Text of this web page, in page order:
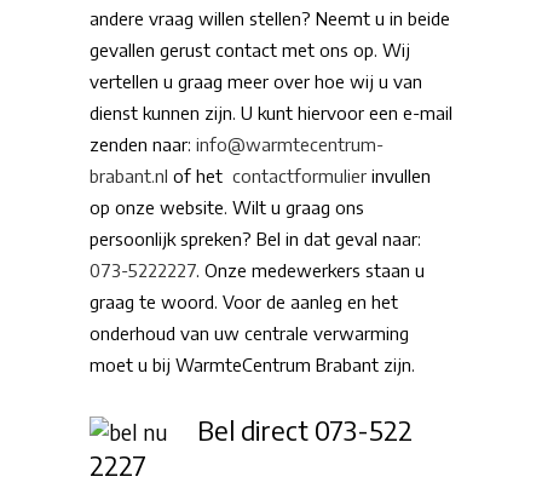
andere vraag willen stellen? Neemt u in beide
gevallen gerust contact met ons op. Wij
vertellen u graag meer over hoe wij u van
dienst kunnen zijn. U kunt hiervoor een e-mail
zenden naar: info@warmtecentrum-
brabant.nl of het contactformulier invullen
op onze website. Wilt u graag ons
persoonlijk spreken? Bel in dat geval naar:
073-5222227. Onze medewerkers staan u
graag te woord. Voor de aanleg en het
onderhoud van uw centrale verwarming
moet u bij WarmteCentrum Brabant zijn.
Bel direct 073-522
2227